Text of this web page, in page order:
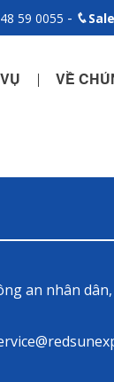
59 0055 -
VỀ
an nhân